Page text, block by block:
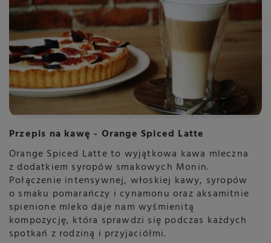
Przepis na kawę - Orange Spiced Latte
Orange Spiced Latte to wyjątkowa kawa mleczna
z dodatkiem syropów smakowych Monin.
Połączenie intensywnej, włoskiej kawy, syropów
o smaku pomarańczy i cynamonu oraz aksamitnie
spienione mleko daje nam wyśmienitą
kompozycję, która sprawdzi się podczas każdych
spotkań z rodziną i przyjaciółmi.